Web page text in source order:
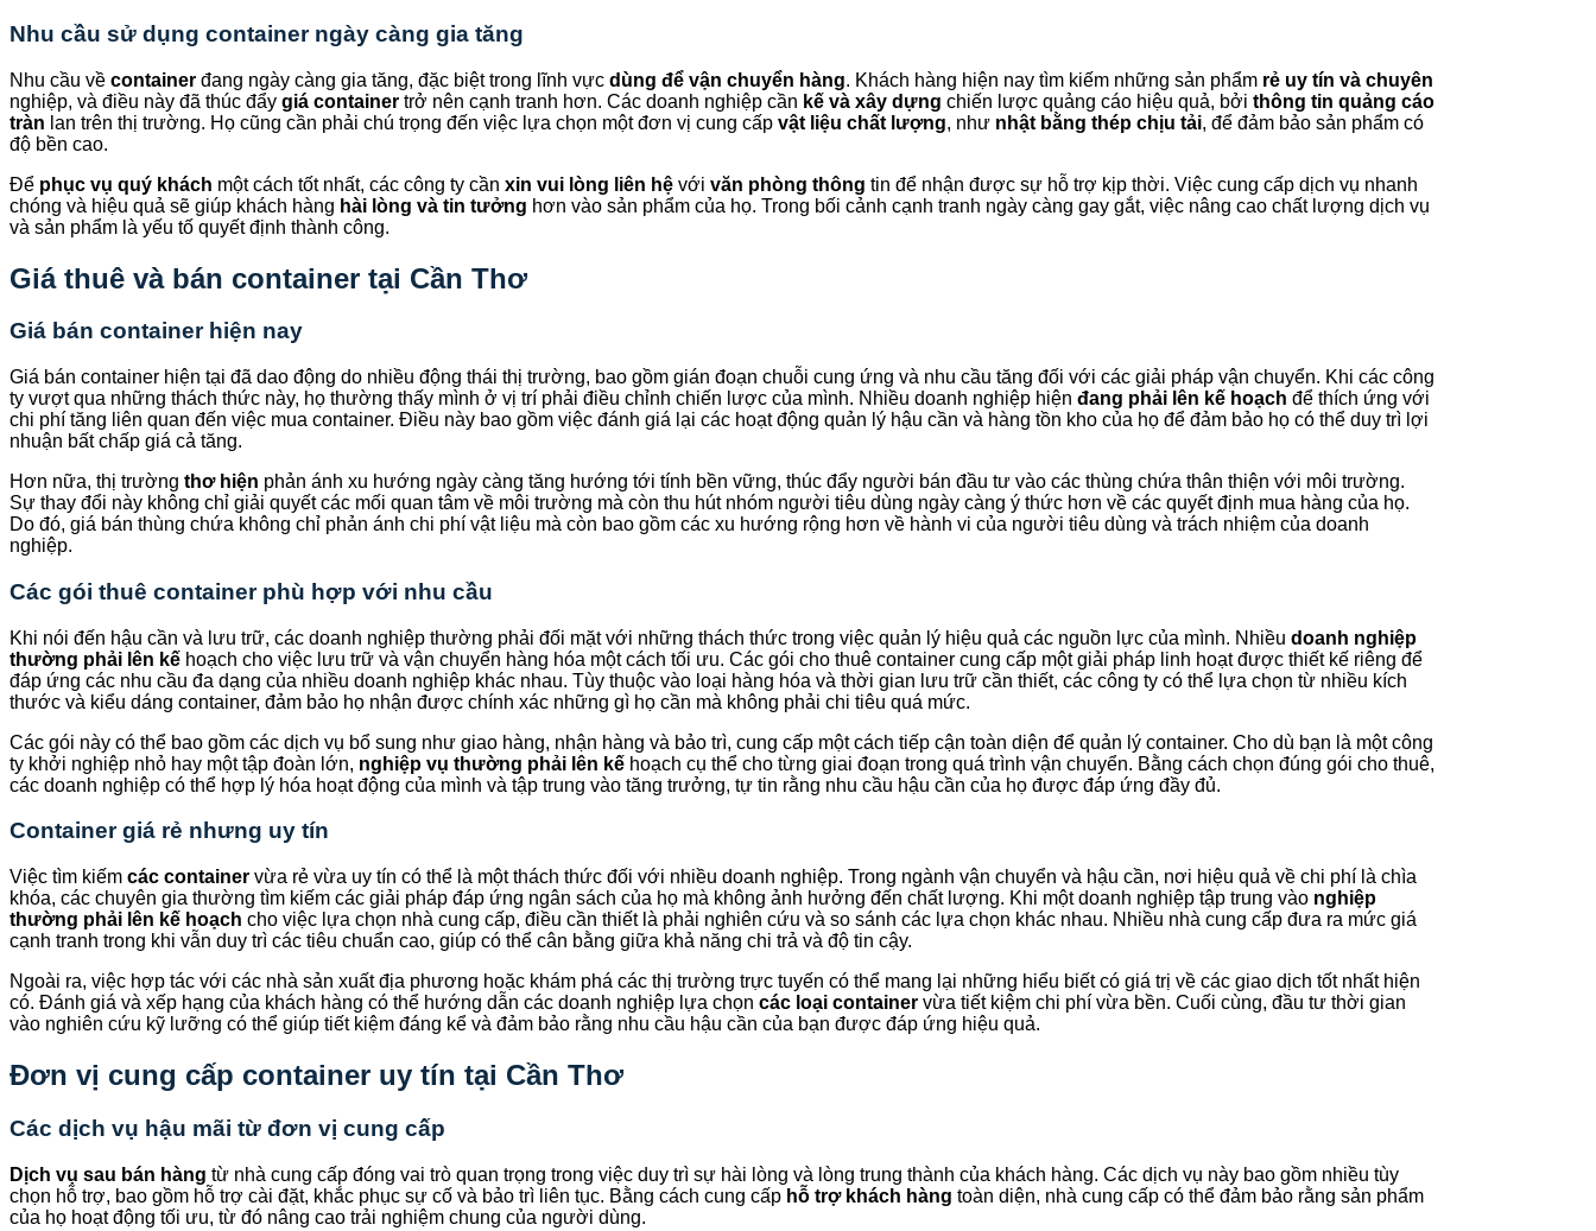
Nhu cầu sử dụng container ngày càng gia tăng
Nhu cầu về container đang ngày càng gia tăng, đặc biệt trong lĩnh vực dùng để vận chuyển hàng. Khách hàng hiện nay tìm kiếm những sản phẩm rẻ uy tín và chuyên
nghiệp, và điều này đã thúc đẩy giá container trở nên cạnh tranh hơn. Các doanh nghiệp cần kế và xây dựng chiến lược quảng cáo hiệu quả, bởi thông tin quảng cáo
tràn lan trên thị trường. Họ cũng cần phải chú trọng đến việc lựa chọn một đơn vị cung cấp vật liệu chất lượng, như nhật bằng thép chịu tải, để đảm bảo sản phẩm có
độ bền cao.
Để phục vụ quý khách một cách tốt nhất, các công ty cần xin vui lòng liên hệ với văn phòng thông tin để nhận được sự hỗ trợ kịp thời. Việc cung cấp dịch vụ nhanh
chóng và hiệu quả sẽ giúp khách hàng hài lòng và tin tưởng hơn vào sản phẩm của họ. Trong bối cảnh cạnh tranh ngày càng gay gắt, việc nâng cao chất lượng dịch vụ
và sản phẩm là yếu tố quyết định thành công.
Giá thuê và bán container tại Cần Thơ
Giá bán container hiện nay
Giá bán container hiện tại đã dao động do nhiều động thái thị trường, bao gồm gián đoạn chuỗi cung ứng và nhu cầu tăng đối với các giải pháp vận chuyển. Khi các công
ty vượt qua những thách thức này, họ thường thấy mình ở vị trí phải điều chỉnh chiến lược của mình. Nhiều doanh nghiệp hiện đang phải lên kế hoạch để thích ứng với
chi phí tăng liên quan đến việc mua container. Điều này bao gồm việc đánh giá lại các hoạt động quản lý hậu cần và hàng tồn kho của họ để đảm bảo họ có thể duy trì lợi
nhuận bất chấp giá cả tăng.
Hơn nữa, thị trường thơ hiện phản ánh xu hướng ngày càng tăng hướng tới tính bền vững, thúc đẩy người bán đầu tư vào các thùng chứa thân thiện với môi trường.
Sự thay đổi này không chỉ giải quyết các mối quan tâm về môi trường mà còn thu hút nhóm người tiêu dùng ngày càng ý thức hơn về các quyết định mua hàng của họ.
Do đó, giá bán thùng chứa không chỉ phản ánh chi phí vật liệu mà còn bao gồm các xu hướng rộng hơn về hành vi của người tiêu dùng và trách nhiệm của doanh
nghiệp.
Các gói thuê container phù hợp với nhu cầu
Khi nói đến hậu cần và lưu trữ, các doanh nghiệp thường phải đối mặt với những thách thức trong việc quản lý hiệu quả các nguồn lực của mình. Nhiều doanh nghiệp
thường phải lên kế hoạch cho việc lưu trữ và vận chuyển hàng hóa một cách tối ưu. Các gói cho thuê container cung cấp một giải pháp linh hoạt được thiết kế riêng để
đáp ứng các nhu cầu đa dạng của nhiều doanh nghiệp khác nhau. Tùy thuộc vào loại hàng hóa và thời gian lưu trữ cần thiết, các công ty có thể lựa chọn từ nhiều kích
thước và kiểu dáng container, đảm bảo họ nhận được chính xác những gì họ cần mà không phải chi tiêu quá mức.
Các gói này có thể bao gồm các dịch vụ bổ sung như giao hàng, nhận hàng và bảo trì, cung cấp một cách tiếp cận toàn diện để quản lý container. Cho dù bạn là một công
ty khởi nghiệp nhỏ hay một tập đoàn lớn, nghiệp vụ thường phải lên kế hoạch cụ thể cho từng giai đoạn trong quá trình vận chuyển. Bằng cách chọn đúng gói cho thuê,
các doanh nghiệp có thể hợp lý hóa hoạt động của mình và tập trung vào tăng trưởng, tự tin rằng nhu cầu hậu cần của họ được đáp ứng đầy đủ.
Container giá rẻ nhưng uy tín
Việc tìm kiếm các container vừa rẻ vừa uy tín có thể là một thách thức đối với nhiều doanh nghiệp. Trong ngành vận chuyển và hậu cần, nơi hiệu quả về chi phí là chìa
khóa, các chuyên gia thường tìm kiếm các giải pháp đáp ứng ngân sách của họ mà không ảnh hưởng đến chất lượng. Khi một doanh nghiệp tập trung vào nghiệp
thường phải lên kế hoạch cho việc lựa chọn nhà cung cấp, điều cần thiết là phải nghiên cứu và so sánh các lựa chọn khác nhau. Nhiều nhà cung cấp đưa ra mức giá
cạnh tranh trong khi vẫn duy trì các tiêu chuẩn cao, giúp có thể cân bằng giữa khả năng chi trả và độ tin cậy.
Ngoài ra, việc hợp tác với các nhà sản xuất địa phương hoặc khám phá các thị trường trực tuyến có thể mang lại những hiểu biết có giá trị về các giao dịch tốt nhất hiện
có. Đánh giá và xếp hạng của khách hàng có thể hướng dẫn các doanh nghiệp lựa chọn các loại container vừa tiết kiệm chi phí vừa bền. Cuối cùng, đầu tư thời gian
vào nghiên cứu kỹ lưỡng có thể giúp tiết kiệm đáng kể và đảm bảo rằng nhu cầu hậu cần của bạn được đáp ứng hiệu quả.
Đơn vị cung cấp container uy tín tại Cần Thơ
Các dịch vụ hậu mãi từ đơn vị cung cấp
Dịch vụ sau bán hàng từ nhà cung cấp đóng vai trò quan trọng trong việc duy trì sự hài lòng và lòng trung thành của khách hàng. Các dịch vụ này bao gồm nhiều tùy
chọn hỗ trợ, bao gồm hỗ trợ cài đặt, khắc phục sự cố và bảo trì liên tục. Bằng cách cung cấp hỗ trợ khách hàng toàn diện, nhà cung cấp có thể đảm bảo rằng sản phẩm
của họ hoạt động tối ưu, từ đó nâng cao trải nghiệm chung của người dùng.